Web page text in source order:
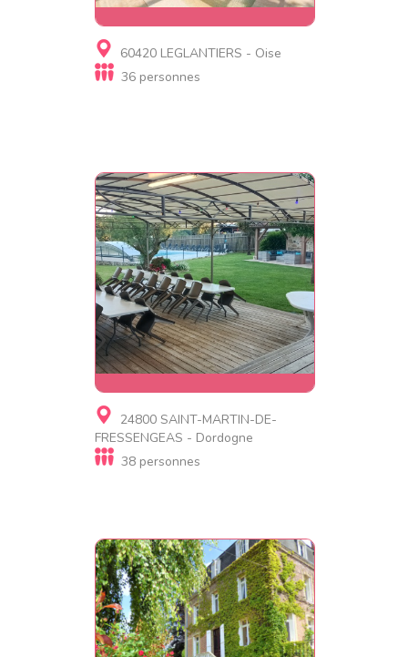
Gite de luxe
Le Loft de la Grange
60420 LEGLANTIERS - Oise
36 personnes
Gite, Village de gites,
Résidence de tourisme,
Gite de luxe
Le Domaine 4 gites regroupés
24800 SAINT-MARTIN-DE-
FRESSENGEAS - Dordogne
38 personnes